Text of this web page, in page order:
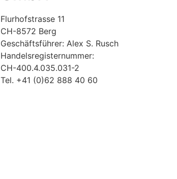
Flurhofstrasse 11
CH-8572 Berg
Geschäftsführer: Alex S. Rusch
Handelsregisternummer:
CH-400.4.035.031-2
Tel. +41 (0)62 888 40 60